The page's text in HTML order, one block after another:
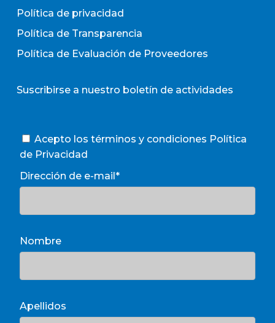
Política de privacidad
Política de Transparencia
Política de Evaluación de Proveedores
Suscribirse a nuestro boletín de actividades
Acepto los términos y condiciones Política
de Privacidad
Dirección de e-mail*
Nombre
Apellidos